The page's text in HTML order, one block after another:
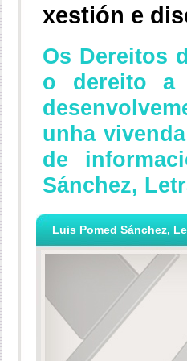
xestión e
Os Dereitos
o dereito a
unha
de
Sánchez,
Luis Pomed Sánchez,